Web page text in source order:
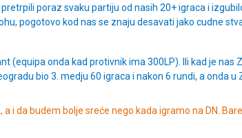
poraz svaku partiju od nasih 20+ igraca i
pogotovo kod nas se znaju desavati jako cudne
(equipa onda kad protivnik ima 300LP). Ili kad je nas
bio 3. medju 60 igraca i nakon 6 rundi, a onda
i da budem bolje sreće nego kada igramo na DN.